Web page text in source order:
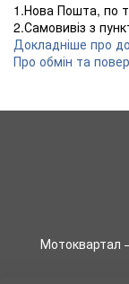
1.Нова Пошта, по
2.Самовивіз з
Докладніше про
Про обмін та
Мотоквартал